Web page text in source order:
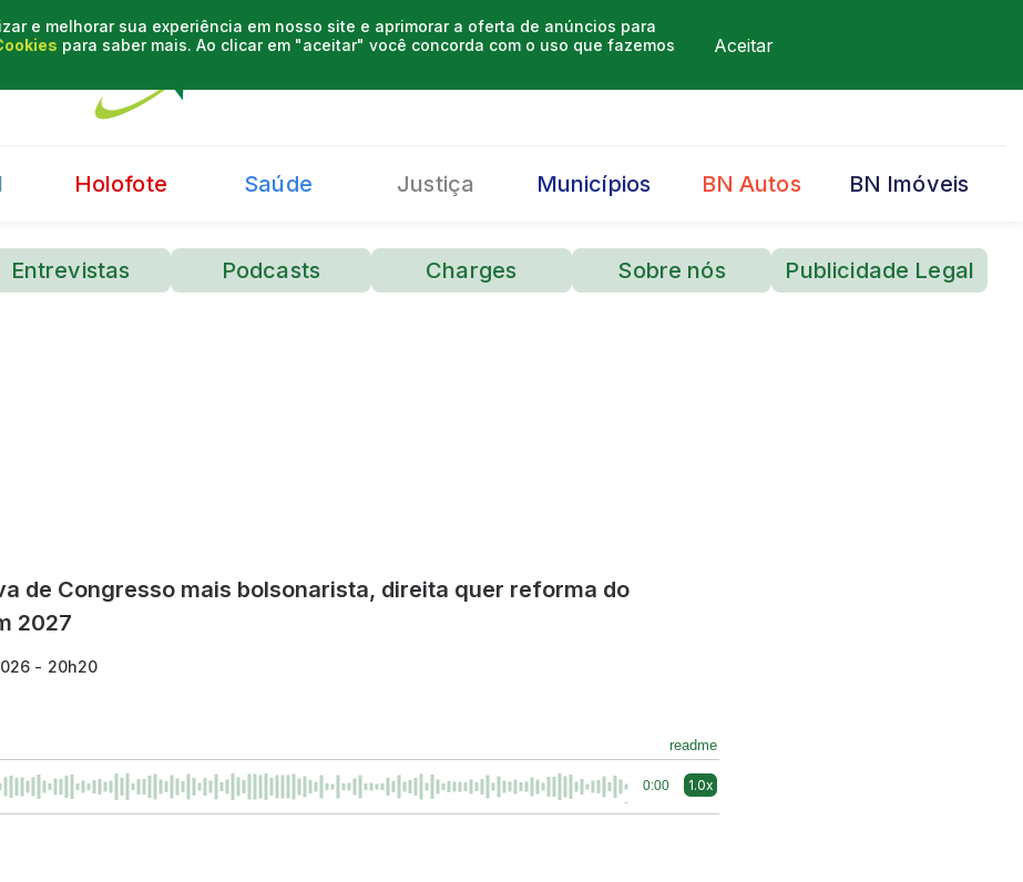
e melhorar sua experiência em nosso site e aprimorar a oferta de anúncios para
para saber mais. Ao clicar em "aceitar" você concorda com o uso que fazemos
Aceitar
Holofote Saúde Justiça Municípios BN Autos BN Imóveis
Entrevistas Podcasts Charges Sobre nós Publicidade Legal
de Congresso mais bolsonarista, direita quer reforma do
2027
- 20h20
readme
0:00 1.0x